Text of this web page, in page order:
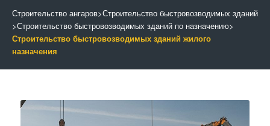
Строительство ангаров>Строительство быстровозводимых зданий
>Строительство быстровозводимых зданий по назначению>
Строительство быстровозводимых зданий жилого
назначения